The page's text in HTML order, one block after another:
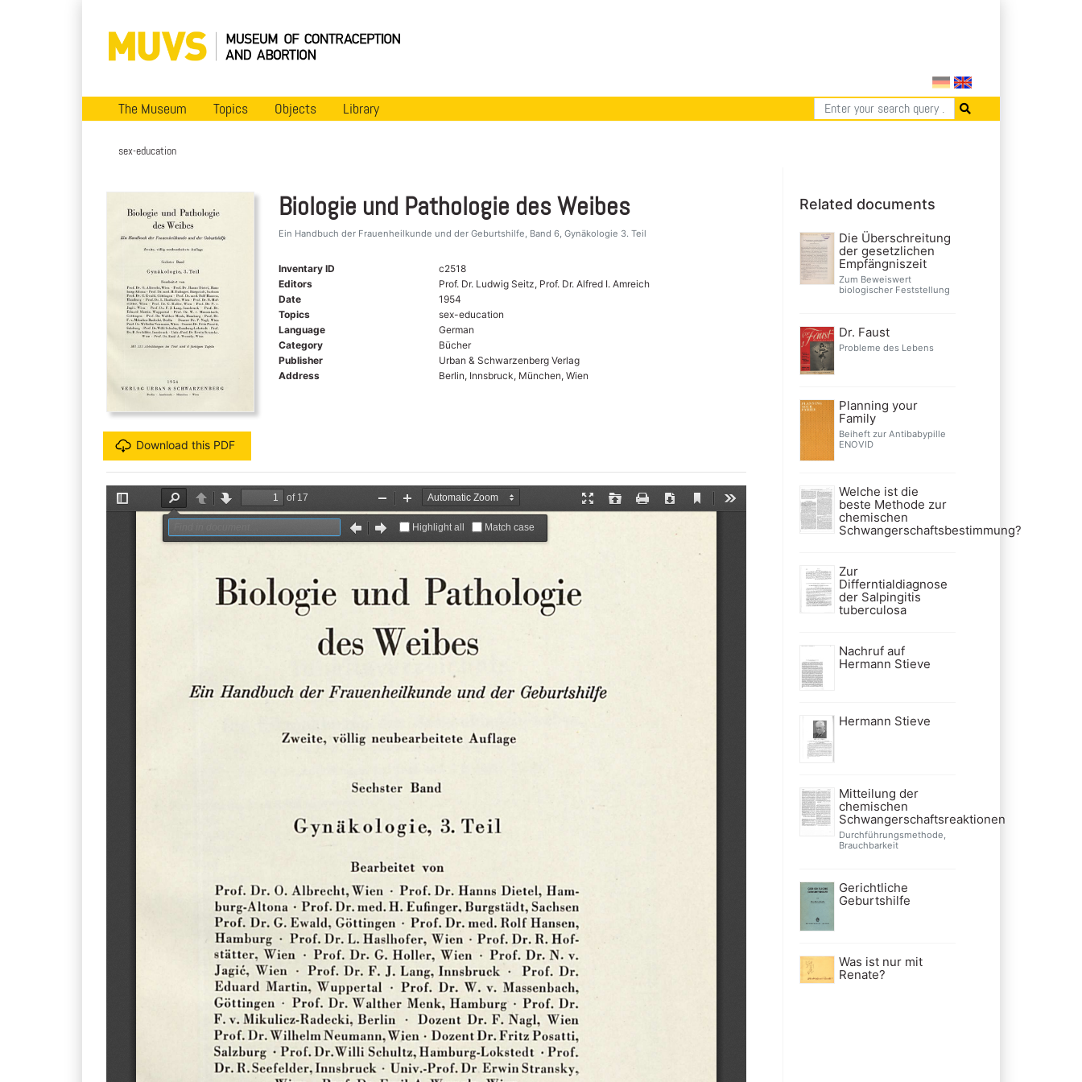
The Museum Topics Objects Library
sex-education
Download this PDF
Biologie und Pathologie des Weibes
Ein Handbuch der Frauenheilkunde und der Geburtshilfe, Band 6, Gynäkologie 3. Teil
Inventary ID
c2518
Editors
Prof. Dr. Ludwig Seitz, Prof. Dr. Alfred I. Amreich
Date
1954
Topics
sex-education
Language
German
Category
Bücher
Publisher
Urban & Schwarzenberg Verlag
Address
Berlin, Innsbruck, München, Wien
Related documents
Die Überschreitung
der gesetzlichen
Empfängniszeit
Zum Beweiswert
biologischer Feststellung
Dr. Faust
Probleme des Lebens
Planning your
Family
Beiheft zur Antibabypille
ENOVID
Welche ist die
beste Methode zur
chemischen
Schwangerschaftsbestimmung?
Zur
Differntialdiagnose
der Salpingitis
tuberculosa
Nachruf auf
Hermann Stieve
Hermann Stieve
Mitteilung der
chemischen
Schwangerschaftsreaktionen
Durchführungsmethode,
Brauchbarkeit
Gerichtliche
Geburtshilfe
Was ist nur mit
Renate?